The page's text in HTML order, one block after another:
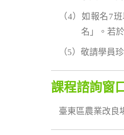
（4）如報名7
名」。若
（5）敬請學員
課程諮詢窗
臺東區農業改良